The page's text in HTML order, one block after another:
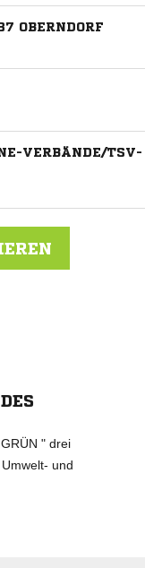
OBERNDORF
VERBÄNDE/TSV-
" drei
und